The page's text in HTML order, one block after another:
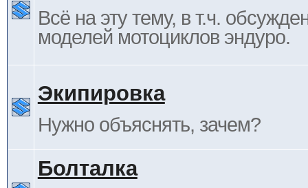
Всё на эту тему, в т.ч.
моделей мотоциклов эндуро.
Экипировка
Нужно объяснять, зачем?
Болталка